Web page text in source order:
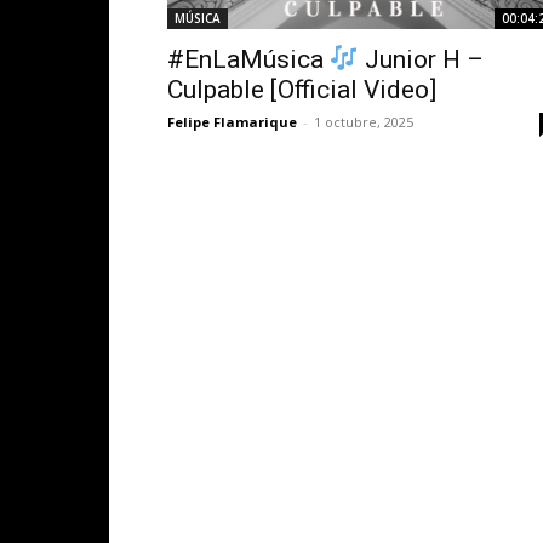
MÚSICA
#EnLaMúsica
Junior H –
Culpable [Official Video]
Felipe Flamarique - 1 octubre, 2025